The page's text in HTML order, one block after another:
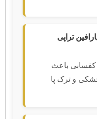
تراپی
کفسابی باعث
و ترک پا